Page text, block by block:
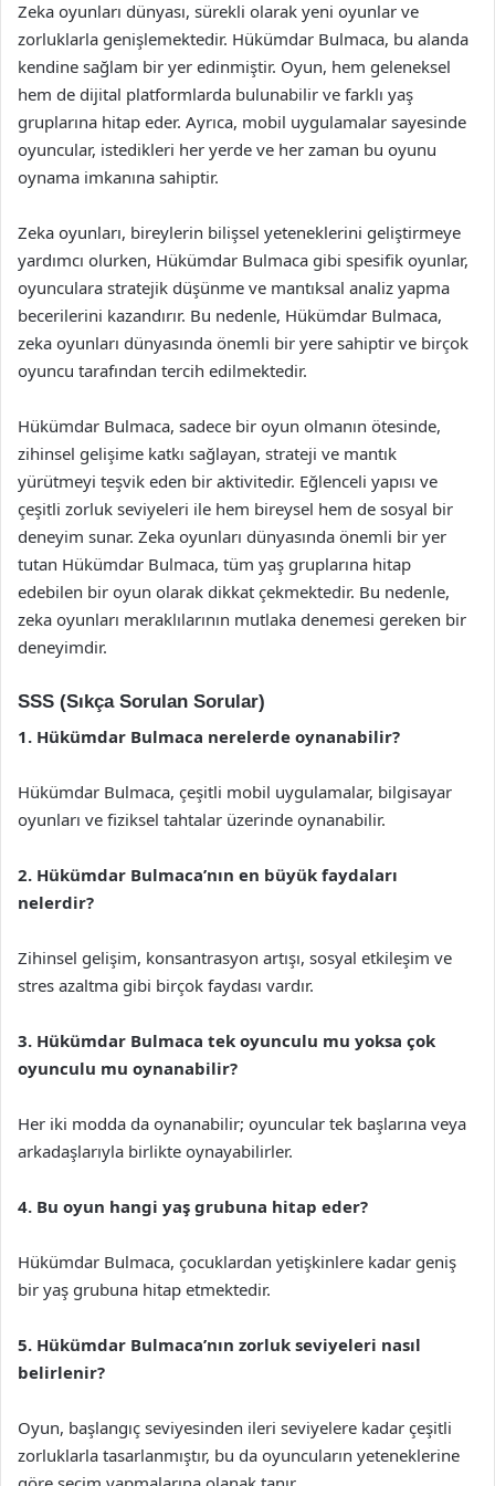
Zeka oyunları dünyası, sürekli olarak yeni oyunlar ve
zorluklarla genişlemektedir. Hükümdar Bulmaca, bu alanda
kendine sağlam bir yer edinmiştir. Oyun, hem geleneksel
hem de dijital platformlarda bulunabilir ve farklı yaş
gruplarına hitap eder. Ayrıca, mobil uygulamalar sayesinde
oyuncular, istedikleri her yerde ve her zaman bu oyunu
oynama imkanına sahiptir.
Zeka oyunları, bireylerin bilişsel yeteneklerini geliştirmeye
yardımcı olurken, Hükümdar Bulmaca gibi spesifik oyunlar,
oyunculara stratejik düşünme ve mantıksal analiz yapma
becerilerini kazandırır. Bu nedenle, Hükümdar Bulmaca,
zeka oyunları dünyasında önemli bir yere sahiptir ve birçok
oyuncu tarafından tercih edilmektedir.
Hükümdar Bulmaca, sadece bir oyun olmanın ötesinde,
zihinsel gelişime katkı sağlayan, strateji ve mantık
yürütmeyi teşvik eden bir aktivitedir. Eğlenceli yapısı ve
çeşitli zorluk seviyeleri ile hem bireysel hem de sosyal bir
deneyim sunar. Zeka oyunları dünyasında önemli bir yer
tutan Hükümdar Bulmaca, tüm yaş gruplarına hitap
edebilen bir oyun olarak dikkat çekmektedir. Bu nedenle,
zeka oyunları meraklılarının mutlaka denemesi gereken bir
deneyimdir.
SSS (Sıkça Sorulan Sorular)
1. Hükümdar Bulmaca nerelerde oynanabilir?
Hükümdar Bulmaca, çeşitli mobil uygulamalar, bilgisayar
oyunları ve fiziksel tahtalar üzerinde oynanabilir.
2. Hükümdar Bulmaca’nın en büyük faydaları
nelerdir?
Zihinsel gelişim, konsantrasyon artışı, sosyal etkileşim ve
stres azaltma gibi birçok faydası vardır.
3. Hükümdar Bulmaca tek oyunculu mu yoksa çok
oyunculu mu oynanabilir?
Her iki modda da oynanabilir; oyuncular tek başlarına veya
arkadaşlarıyla birlikte oynayabilirler.
4. Bu oyun hangi yaş grubuna hitap eder?
Hükümdar Bulmaca, çocuklardan yetişkinlere kadar geniş
bir yaş grubuna hitap etmektedir.
5. Hükümdar Bulmaca’nın zorluk seviyeleri nasıl
belirlenir?
Oyun, başlangıç seviyesinden ileri seviyelere kadar çeşitli
zorluklarla tasarlanmıştır, bu da oyuncuların yeteneklerine